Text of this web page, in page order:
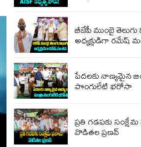
బీజేపీ ముంబై
అధ్యక్షుడిగా రమేష్
పేదలకు నాణ్యమైన
పొంగులేటి భరోసా
ప్రతి గడపకు
వొడితల ప్రణవ్